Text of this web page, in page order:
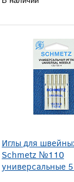
Иглы для
Schmetz №110
универсальные